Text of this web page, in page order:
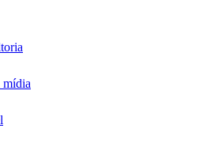
mídia